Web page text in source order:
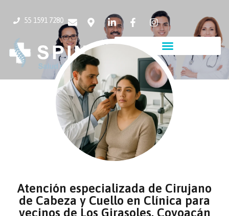
55 1591 7280
Atención especializada de Cirujano
de Cabeza y Cuello en Clínica para
vecinos de Los Girasoles, Coyoacán